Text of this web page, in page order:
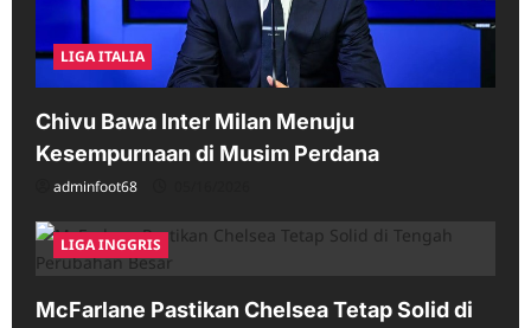
LIGA ITALIA
Chivu Bawa Inter Milan Menuju
Kesempurnaan di Musim Perdana
adminfoot68
LIGA INGGRIS
McFarlane Pastikan Chelsea Tetap Solid di